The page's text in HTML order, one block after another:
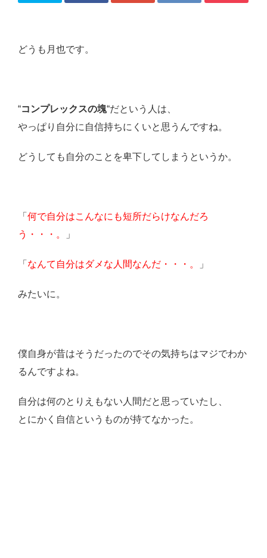
どうも月也です。
“コンプレックスの塊“だという人は、
やっぱり自分に自信持ちにくいと思うんですね。
どうしても自分のことを卑下してしまうというか。
「 何で自分はこんなにも短所だらけなんだろ
う・・・。
」
「 なんて自分はダメな人間なんだ・・・。 」
みたいに。
僕自身が昔はそうだったのでその気持ちはマジでわか
るんですよね。
自分は何のとりえもない人間だと思っていたし、
とにかく自信というものが持てなかった。